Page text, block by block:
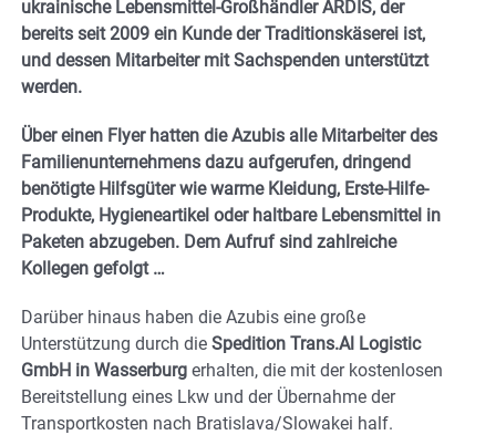
ukrainische Lebensmittel-Großhändler ARDIS, der
bereits seit 2009 ein Kunde der Traditionskäserei ist,
und dessen Mitarbeiter mit Sachspenden unterstützt
werden.
Über einen Flyer hatten die Azubis alle Mitarbeiter des
Familienunternehmens dazu aufgerufen, dringend
benötigte Hilfsgüter wie warme Kleidung, Erste-Hilfe-
Produkte, Hygieneartikel oder haltbare Lebensmittel in
Paketen abzugeben. Dem Aufruf sind zahlreiche
Kollegen gefolgt …
Darüber hinaus haben die Azubis eine große
Unterstützung durch die Spedition Trans.Al Logistic
GmbH in Wasserburg erhalten, die mit der kostenlosen
Bereitstellung eines Lkw und der Übernahme der
Transportkosten nach Bratislava/Slowakei half.